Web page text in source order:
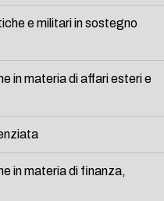
e militari in sostegno
in materia di affari esteri e
in materia di finanza,